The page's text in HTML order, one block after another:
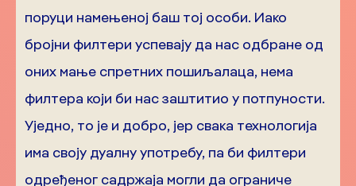
поруци намењеној баш тој особи. Иако
бројни филтери успевају да нас одбране од
оних мање спретних пошиљалаца, нема
филтера који би нас заштитио у потпуности.
Уједно, то је и добро, јер свака технологија
има своју дуалну употребу, па би филтери
одређеног садржаја могли да ограниче